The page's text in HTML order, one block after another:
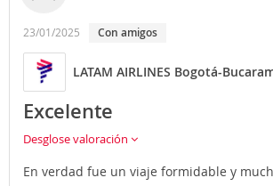
23/01/2025 Con amigos
LATAM AIRLINES Bogotá-
Excelente
Desglose valoración
En verdad fue un viaje formidable y